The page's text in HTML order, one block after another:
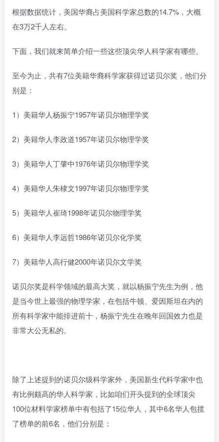
根据数据统计，美国华裔占美国科学家总数的14.7%，大概
在3万2千人左右。
下面，我们就来简单介绍一些这些顶尖华人科学家有哪些。
至今为止，共有7位美籍华裔科学家获得过诺贝尔奖，他们分
别是：
1）美籍华人杨振宁1957年诺贝尔物理学奖
2）美籍华人李政道1957年诺贝尔物理学奖
3）美籍华人丁肇中1976年诺贝尔物理学奖
4）美籍华人朱棣文1997年诺贝尔物理学奖
5）美籍华人崔琦1998年诺贝尔物理学奖
6）美籍华人李远哲1986年诺贝尔化学奖
7）美籍华人高行健2000年诺贝尔文学奖
诺贝尔奖是科学领域的最高大奖，就以杨振宁先生为例，他
是当今世上最强的物理学家，在包括牛顿、爱因斯坦在内的
所有科学家中能排进前十，杨振宁先生在晚年回国效力也是
非常大公无私的。
除了上述提到的诺贝尔级科学家外，美国新生代科学家中也
有比例颇高的华人科学家，比如咱们开头提到的全球顶尖
100位材料学家榜单中有包括了15位华人，其中6名华人包揽
了榜单的前6名，他们分别是：